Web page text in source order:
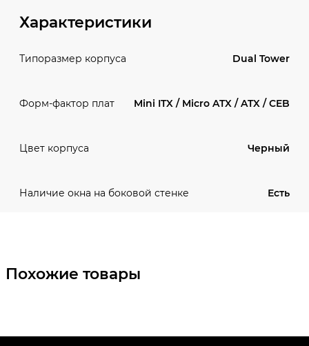
Характеристики
Типоразмер корпуса Dual Tower
Форм-фактор плат Mini ITX / Micro ATX / ATX / CEB
Цвет корпуса Черный
Наличие окна на боковой стенке Есть
Похожие товары